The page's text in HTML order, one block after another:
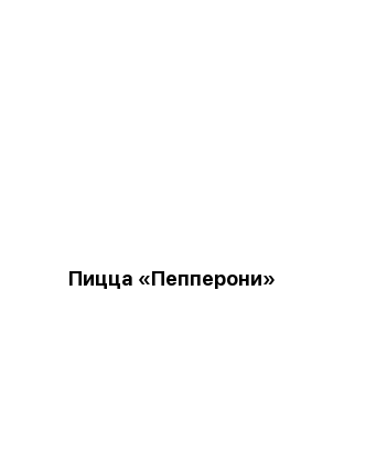
Пицца «Пепперони»